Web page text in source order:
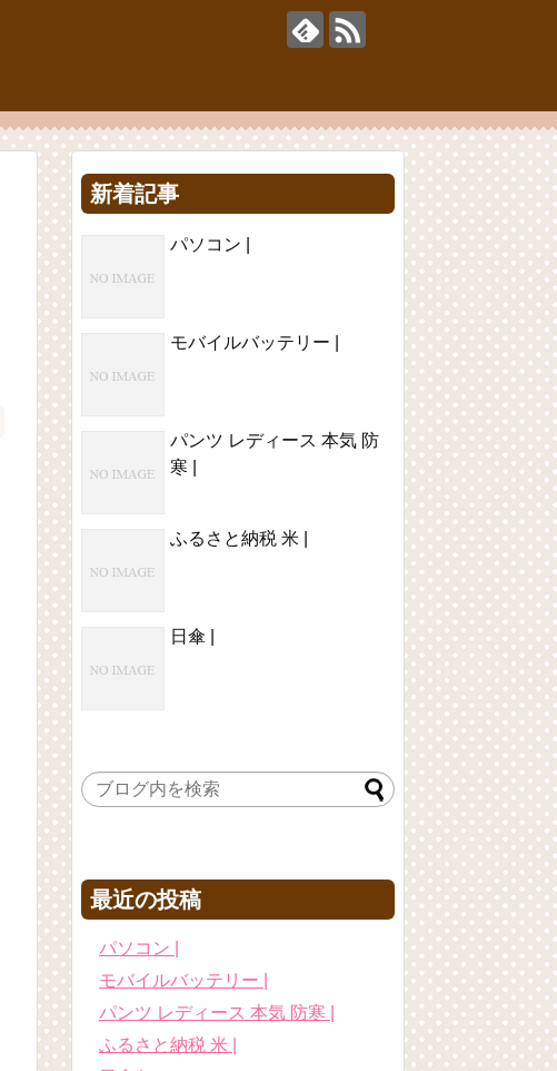
新着記事
パソコン |
モバイルバッテリー |
パンツ レディース 本気 防
寒 |
ふるさと納税 米 |
日傘 |
最近の投稿
パソコン |
モバイルバッテリー |
パンツ レディース 本気 防寒 |
ふるさと納税 米 |